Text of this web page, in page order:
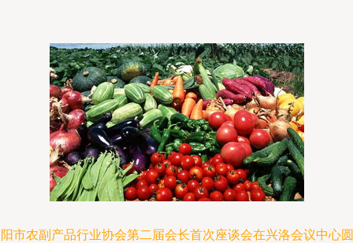
市农副产品行业协会第二届会长首次座谈会在兴洛会议中心圆